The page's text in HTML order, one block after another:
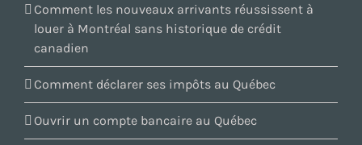
Comment les nouveaux arrivants réussissent à
louer à Montréal sans historique de crédit
canadien
Comment déclarer ses impôts au Québec
Ouvrir un compte bancaire au Québec